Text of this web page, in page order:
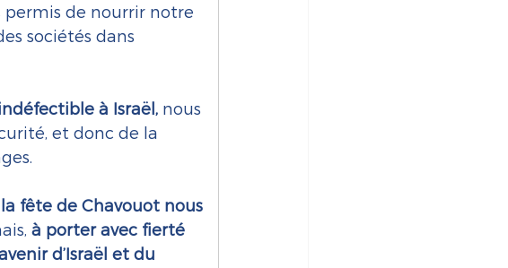
permis de nourrir notre
sociétés dans
à Israël, nous
et donc de la
fête de Chavouot nous
à porter avec fierté
d’Israël et du